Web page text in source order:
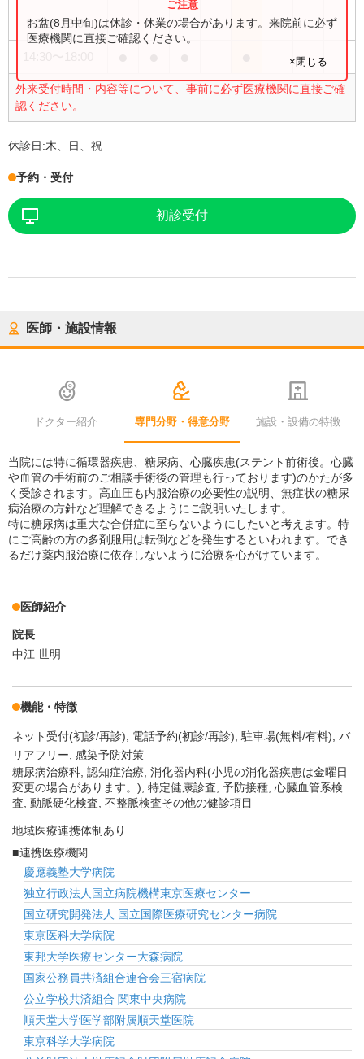
9:00〜13:00 ●
外来受付時間・内容等について、事前に必ず医療機関に直接ご確
認ください。
お盆(8月中旬)は休診・休業の場合があります。来院前に必ず
医療機関に直接ご確認ください。
×閉じる
休診日:木、日、祝
予約・受付
初診受付
医師・施設情報
ドクター紹介 専門分野・得意分野 施設・設備の特徴
当院には特に循環器疾患、糖尿病、心臓疾患(ステント前術後。心臓
や血管の手術前のご相談手術後の管理も行っております)のかたが多
く受診されます。高血圧も内服治療の必要性の説明、無症状の糖尿
病治療の方針など理解できるようにご説明いたします。
特に糖尿病は重大な合併症に至らないようにしたいと考えます。特
にご高齢の方の多剤服用は転倒などを発生するといわれます。でき
るだけ薬内服治療に依存しないように治療を心がけています。
医師紹介
院長
中江 世明
機能・特徴
ネット受付(初診/再診) 電話予約(初診/再診) 駐車場(無料/有料) バ
リアフリー 感染予防対策
糖尿病治療科, 認知症治療, 消化器内科(小児の消化器疾患は金曜日
変更の場合があります。), 特定健康診査, 予防接種, 心臓血管系検
査, 動脈硬化検査, 不整脈検査その他の健診項目
地域医療連携体制あり
連携医療機関
慶應義塾大学病院
独立行政法人国立病院機構東京医療センター
国立研究開発法人 国立国際医療研究センター病院
東京医科大学病院
東邦大学医療センター大森病院
国家公務員共済組合連合会三宿病院
公立学校共済組合 関東中央病院
順天堂大学医学部附属順天堂医院
東京科学大学病院